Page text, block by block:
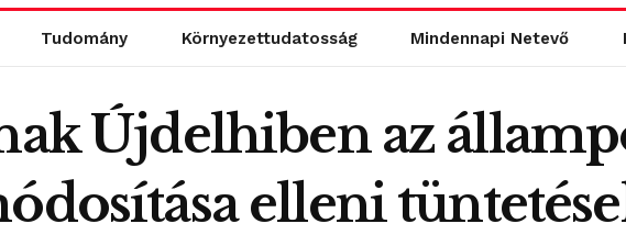
Tudomány Környezettudatosság Mindennapi Netevő
Újdelhiben az
elleni